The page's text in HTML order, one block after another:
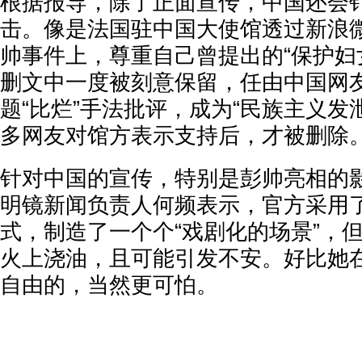
击。像是法国驻中国大使馆透过新浪
帅事件上，尊重自己曾提出的“保护
删文中一度被刻意保留，任由中国网
题“比烂”手法批评，成为“民族主义发
多网友对馆方表示支持后，才被删除
针对中国的宣传，特别是彭帅亮相的
明镜新闻负责人何频表示，官方采用
式，制造了一个个“戏剧化的场景”，
火上浇油，且可能引发不安。好比她
自由的，当然更可怕。